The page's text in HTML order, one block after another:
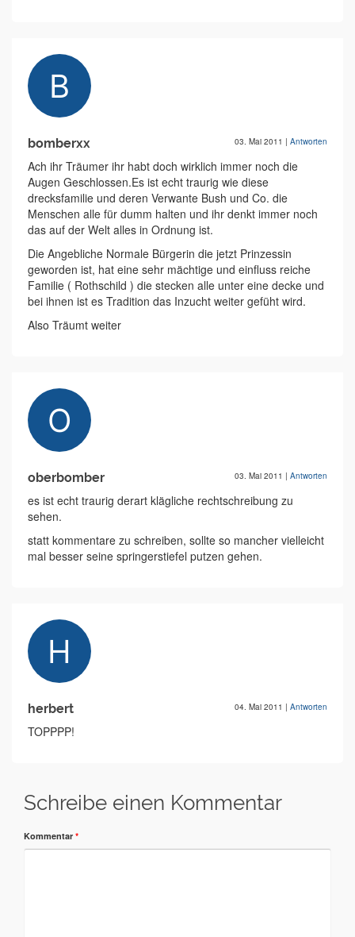
bomberxx 03. Mai 2011 | Antworten
Ach ihr Träumer ihr habt doch wirklich immer noch die
Augen Geschlossen.Es ist echt traurig wie diese
drecksfamilie und deren Verwante Bush und Co. die
Menschen alle für dumm halten und ihr denkt immer noch
das auf der Welt alles in Ordnung ist.
Die Angebliche Normale Bürgerin die jetzt Prinzessin
geworden ist, hat eine sehr mächtige und einfluss reiche
Familie ( Rothschild ) die stecken alle unter eine decke und
bei ihnen ist es Tradition das Inzucht weiter gefüht wird.
Also Träumt weiter
oberbomber 03. Mai 2011 | Antworten
es ist echt traurig derart klägliche rechtschreibung zu
sehen.
statt kommentare zu schreiben, sollte so mancher vielleicht
mal besser seine springerstiefel putzen gehen.
herbert 04. Mai 2011 | Antworten
TOPPPP!
Schreibe einen Kommentar
Kommentar *